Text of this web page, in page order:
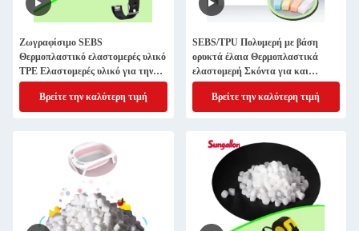
Ζωγραφίσιμο SEBS
Θερμοπλαστικό ελαστομερές υλικό
TPE Ελαστομερές υλικό για την
κατασκευή ρολογιών
Βρείτε την καλύτερη τιμή
SEBS/TPU Πολυμερή με βάση
ορυκτά έλαια Θερμοπλαστικά
ελαστομερή Σκόντα για και
ανθεκτικά προϊόντα
Βρείτε την καλύτερη τιμή